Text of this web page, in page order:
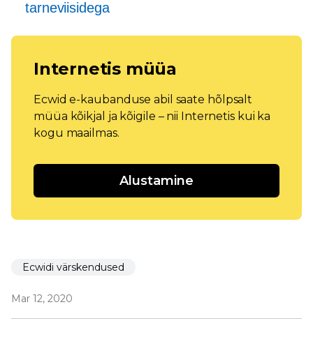
tarneviisidega
Internetis müüa
Ecwid e-kaubanduse abil saate hõlpsalt
müüa kõikjal ja kõigile – nii Internetis kui ka
kogu maailmas.
Alustamine
Ecwidi värskendused
Mar 12, 2020